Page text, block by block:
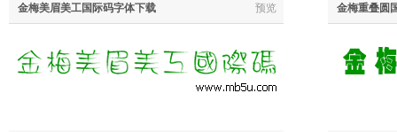
金梅美眉美工国际码字体下载 预览 金梅重叠圆